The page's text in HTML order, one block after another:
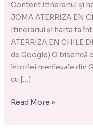
Content Itinerariul și
JOMA ATERRIZA EN
Itinerariul și harta ta
ATERRIZA EN CHILE
de Google) O biserică
istoriei medievale din
cu […]
LA
MANO
DE
SPARTA
Read More »